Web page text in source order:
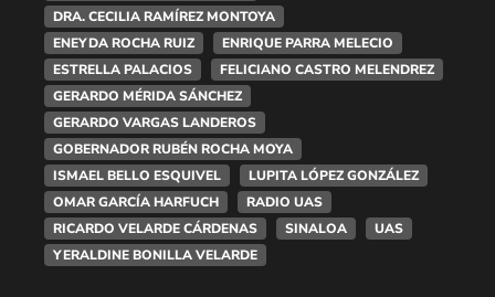
DRA. CECILIA RAMÍREZ MONTOYA
ENEYDA ROCHA RUIZ
ENRIQUE PARRA MELECIO
ESTRELLA PALACIOS
FELICIANO CASTRO MELENDREZ
GERARDO MÉRIDA SÁNCHEZ
GERARDO VARGAS LANDEROS
GOBERNADOR RUBÉN ROCHA MOYA
ISMAEL BELLO ESQUIVEL
LUPITA LÓPEZ GONZÁLEZ
OMAR GARCÍA HARFUCH
RADIO UAS
RICARDO VELARDE CÁRDENAS
SINALOA
UAS
YERALDINE BONILLA VELARDE